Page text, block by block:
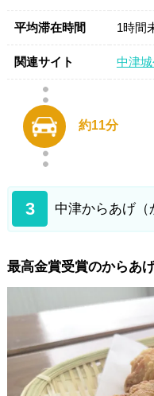
平均滞在時間 1時間
関連サイト 中津
約11分
3 中津からあげ（
最高金賞受賞のからあ